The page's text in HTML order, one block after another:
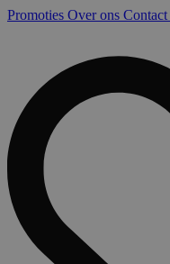
Promoties Over ons Contact